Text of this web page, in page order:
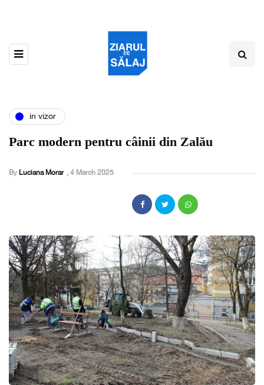
in vizor
Parc modern pentru câinii din Zalău
By Luciana Morar , 4 March 2025